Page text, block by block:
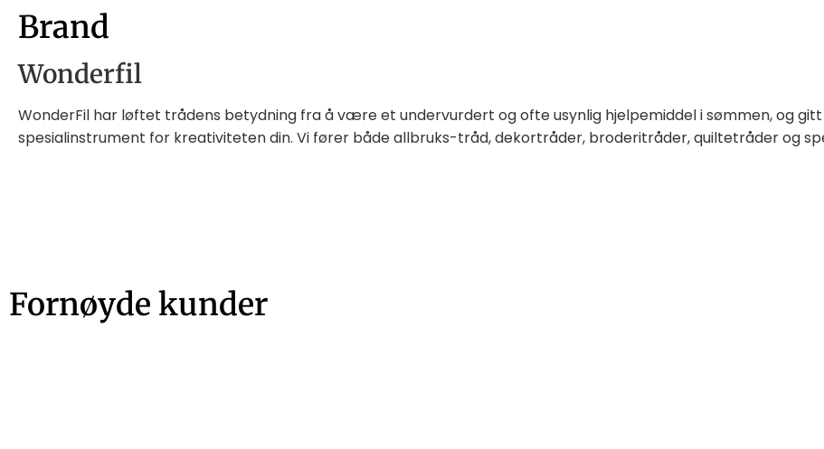
Brand
Wonderfil
WonderFil har løftet trådens betydning fra å være et undervurdert og ofte usynlig hjelpemiddel i sømmen, og
spesialinstrument for kreativiteten din. Vi fører både allbruks-tråd, dekortråder, broderitråder, quiltetråder og
Fornøyde kunder